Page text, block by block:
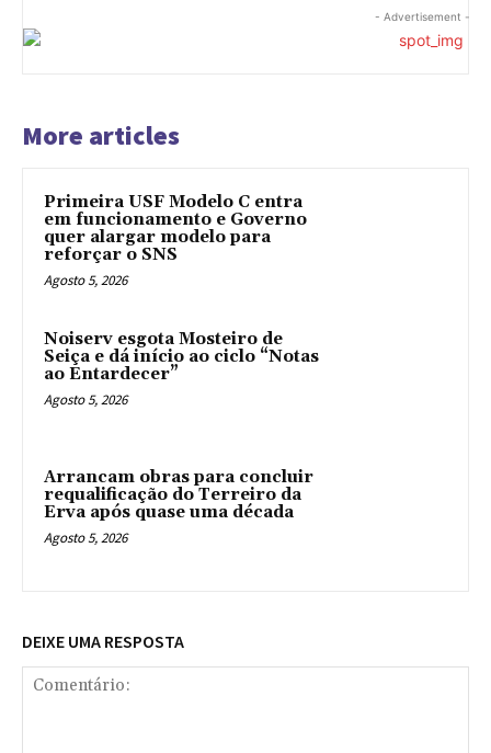
- Advertisement -
More articles
Primeira USF Modelo C entra
em funcionamento e Governo
quer alargar modelo para
reforçar o SNS
Agosto 5, 2026
Noiserv esgota Mosteiro de
Seiça e dá início ao ciclo “Notas
ao Entardecer”
Agosto 5, 2026
Arrancam obras para concluir
requalificação do Terreiro da
Erva após quase uma década
Agosto 5, 2026
DEIXE UMA RESPOSTA